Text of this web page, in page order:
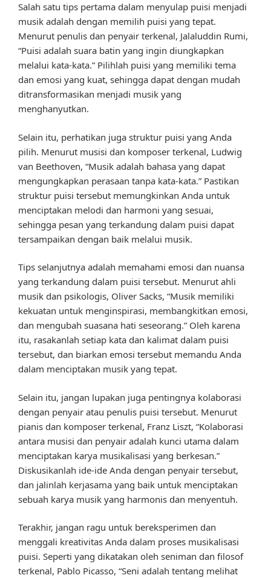
Salah satu tips pertama dalam menyulap puisi menjadi
musik adalah dengan memilih puisi yang tepat.
Menurut penulis dan penyair terkenal, Jalaluddin Rumi,
“Puisi adalah suara batin yang ingin diungkapkan
melalui kata-kata.” Pilihlah puisi yang memiliki tema
dan emosi yang kuat, sehingga dapat dengan mudah
ditransformasikan menjadi musik yang
menghanyutkan.
Selain itu, perhatikan juga struktur puisi yang Anda
pilih. Menurut musisi dan komposer terkenal, Ludwig
van Beethoven, “Musik adalah bahasa yang dapat
mengungkapkan perasaan tanpa kata-kata.” Pastikan
struktur puisi tersebut memungkinkan Anda untuk
menciptakan melodi dan harmoni yang sesuai,
sehingga pesan yang terkandung dalam puisi dapat
tersampaikan dengan baik melalui musik.
Tips selanjutnya adalah memahami emosi dan nuansa
yang terkandung dalam puisi tersebut. Menurut ahli
musik dan psikologis, Oliver Sacks, “Musik memiliki
kekuatan untuk menginspirasi, membangkitkan emosi,
dan mengubah suasana hati seseorang.” Oleh karena
itu, rasakanlah setiap kata dan kalimat dalam puisi
tersebut, dan biarkan emosi tersebut memandu Anda
dalam menciptakan musik yang tepat.
Selain itu, jangan lupakan juga pentingnya kolaborasi
dengan penyair atau penulis puisi tersebut. Menurut
pianis dan komposer terkenal, Franz Liszt, “Kolaborasi
antara musisi dan penyair adalah kunci utama dalam
menciptakan karya musikalisasi yang berkesan.”
Diskusikanlah ide-ide Anda dengan penyair tersebut,
dan jalinlah kerjasama yang baik untuk menciptakan
sebuah karya musik yang harmonis dan menyentuh.
Terakhir, jangan ragu untuk bereksperimen dan
menggali kreativitas Anda dalam proses musikalisasi
puisi. Seperti yang dikatakan oleh seniman dan filosof
terkenal, Pablo Picasso, “Seni adalah tentang melihat